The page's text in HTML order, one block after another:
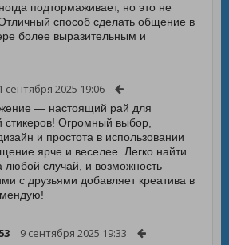
подтормаживает, но это не
способ сделать общение в
более выразительным и
сентября 2025 19:06
— настоящий рай для
стикеров! Огромный выбор,
и простота в использовании
ярче и веселее. Легко найти
любой случай, и возможность
с друзьями добавляет креатива в
9 сентября 2025 19:33